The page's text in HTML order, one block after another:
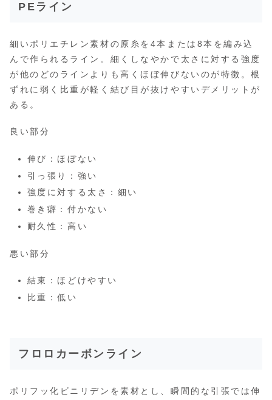
PEライン
細いポリエチレン素材の原糸を4本または8本を編み込
んで作られるライン。細くしなやかで太さに対する強度
が他のどのラインよりも高くほぼ伸びないのが特徴。根
ずれに弱く比重が軽く結び目が抜けやすいデメリットが
ある。
良い部分
伸び：ほぼない
引っ張り：強い
強度に対する太さ：細い
巻き癖：付かない
耐久性：高い
悪い部分
結束：ほどけやすい
比重：低い
フロロカーボンライン
ポリフッ化ビニリデンを素材とし、瞬間的な引張では伸